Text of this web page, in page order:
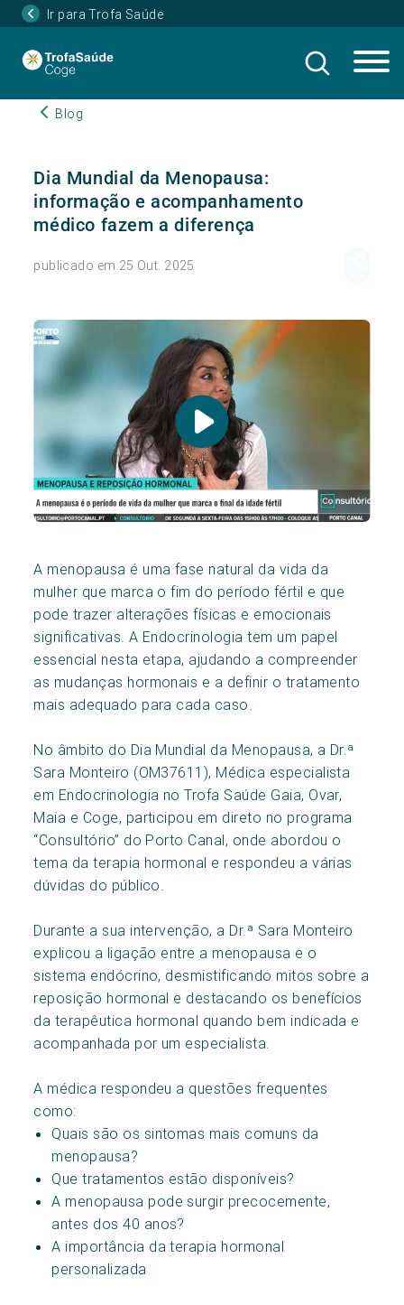
Ir para Trofa Saúde
Blog
Dia Mundial da Menopausa:
informação e acompanhamento
médico fazem a diferença
publicado em 25 Out. 2025
A menopausa é uma fase natural da vida da
mulher que marca o fim do período fértil e que
pode trazer alterações físicas e emocionais
significativas. A Endocrinologia tem um papel
essencial nesta etapa, ajudando a compreender
as mudanças hormonais e a definir o tratamento
mais adequado para cada caso.
No âmbito do Dia Mundial da Menopausa, a Dr.ª
Sara Monteiro (OM37611), Médica especialista
em Endocrinologia no Trofa Saúde Gaia, Ovar,
Maia e Coge, participou em direto no programa
“Consultório” do Porto Canal, onde abordou o
tema da terapia hormonal e respondeu a várias
dúvidas do público.
Durante a sua intervenção, a Dr.ª Sara Monteiro
explicou a ligação entre a menopausa e o
sistema endócrino, desmistificando mitos sobre a
reposição hormonal e destacando os benefícios
da terapêutica hormonal quando bem indicada e
acompanhada por um especialista.
A médica respondeu a questões frequentes
como:
Quais são os sintomas mais comuns da
menopausa?
Que tratamentos estão disponíveis?
A menopausa pode surgir precocemente,
antes dos 40 anos?
A importância da terapia hormonal
personalizada